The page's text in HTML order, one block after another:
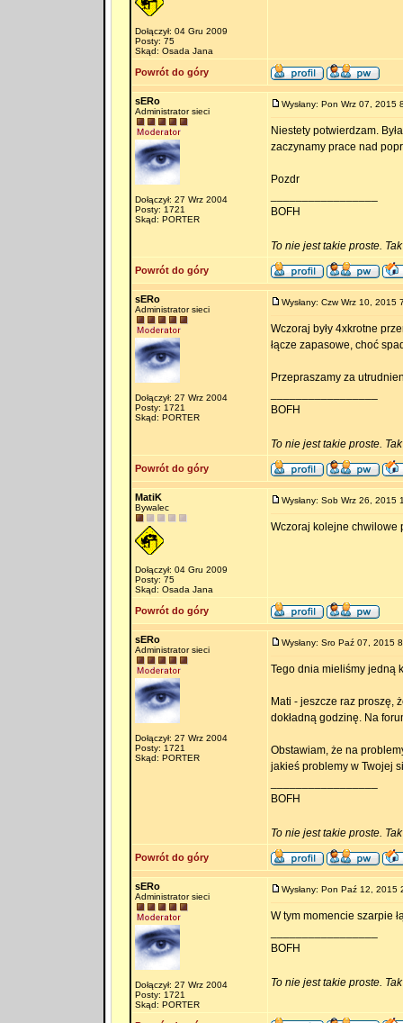
Dołączył: 04 Gru 2009
Posty: 75
Skąd: Osada Jana
Powrót do góry
sERo
Administrator sieci
Dołączył: 27 Wrz 2004
Posty: 1721
Skąd: PORTER
Wysłany: Pon Wrz 07, 2015
Niestety potwierdzam.
zaczynamy prace nad
Pozdr
BOFH
To nie jest takie proste.
Powrót do góry
sERo
Administrator sieci
Dołączył: 27 Wrz 2004
Posty: 1721
Skąd: PORTER
Wysłany: Czw Wrz 10, 2015
Wczoraj były 4xkrotne
łącze zapasowe, choć
Przepraszamy za
BOFH
To nie jest takie proste.
Powrót do góry
MatiK
Bywalec
Dołączył: 04 Gru 2009
Posty: 75
Skąd: Osada Jana
Wysłany: Sob Wrz 26, 2015
Wczoraj kolejne chwilowe
Powrót do góry
sERo
Administrator sieci
Dołączył: 27 Wrz 2004
Posty: 1721
Skąd: PORTER
Wysłany: Sro Paź 07, 2015
Tego dnia mieliśmy jedną
Mati - jeszcze raz proszę,
dokładną godzinę. Na
Obstawiam, że na
jakieś problemy w Twojej
BOFH
To nie jest takie proste.
Powrót do góry
sERo
Administrator sieci
Dołączył: 27 Wrz 2004
Posty: 1721
Skąd: PORTER
Wysłany: Pon Paź 12, 2015
W tym momencie szarpie
BOFH
To nie jest takie proste.